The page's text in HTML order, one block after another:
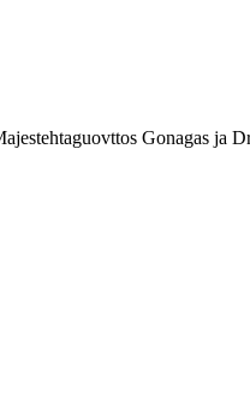
Gonagas ja